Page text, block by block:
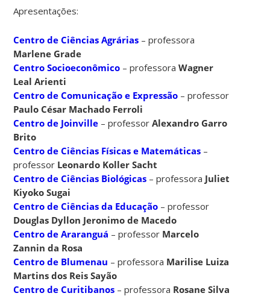
Apresentações:
Centro de Ciências Agrárias – professora
Marlene Grade
Centro Socioeconômico – professoraWagner
Leal Arienti
Centro de Comunicação e Expressão – professor
Paulo César Machado Ferroli
Centro de Joinville – professor Alexandro Garro
Brito
Centro de Ciências Físicas e Matemáticas –
professor Leonardo Koller Sacht
Centro de Ciências Biológicas – professora Juliet
Kiyoko Sugai
Centro de Ciências da Educação – professor
Douglas Dyllon Jeronimo de Macedo
Centro de Araranguá – professor Marcelo
Zannin da Rosa
Centro de Blumenau – professora Marilise Luiza
Martins dos Reis Sayão
Centro de Curitibanos – professora Rosane Silva